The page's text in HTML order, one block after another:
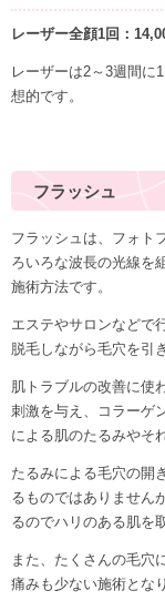
レーザー全顔1回：
レーザーは2～3週間に
想的です。
フラッシュ
フラッシュは、フォト
ろいろな波長の光線を
施術方法です。
エステやサロンなどで
脱毛しながら毛穴を引
肌トラブルの改善に使
刺激を与え、コラーゲ
による肌のたるみやそ
たるみによる毛穴の開
るものではありません
るのでハリのある肌を
また、たくさんの毛穴
痛みも少ない施術とな